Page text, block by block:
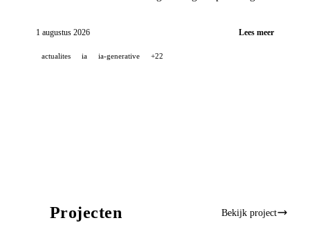
dan 10.000x groei in aangeboden tokens; en GitHub
accountovernames.
1 augustus 2026 Lees meer
actualites ia ia-generative +22
Projecten Bekijk project